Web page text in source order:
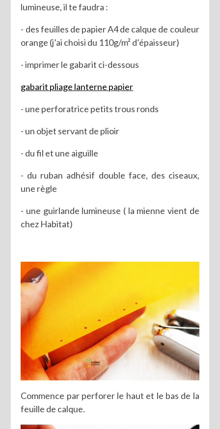
lumineuse, il te faudra :
- des feuilles de papier A4 de calque de couleur
orange (j’ai choisi du 110g/m² d’épaisseur)
- imprimer le gabarit ci-dessous
gabarit pliage lanterne papier
- une perforatrice petits trous ronds
- un objet servant de plioir
- du fil et une aiguille
- du ruban adhésif double face, des ciseaux,
une règle
- une guirlande lumineuse ( la mienne vient de
chez Habitat)
Commence par perforer le haut et le bas de la
feuille de calque.